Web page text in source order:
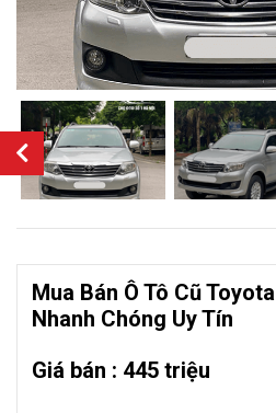
Mua Bán Ô Tô Cũ
Nhanh Chóng Uy Tín
Giá bán : 445 triệu